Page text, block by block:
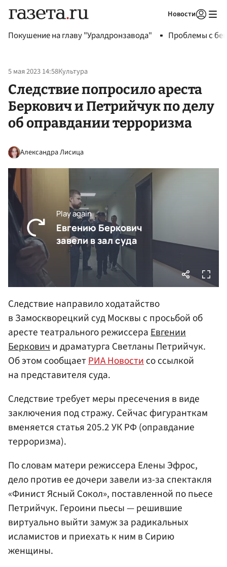
Новости
Покушение на главу "Уралдронзавода" Проблемы с
5 мая 2023 14:58Культура
Следствие попросило ареста
Беркович и Петрийчук по делу
об оправдании терроризма
Александра Лисица
Следствие направило ходатайство
в Замоскворецкий суд Москвы с просьбой об
аресте театрального режиссераЕвгении
Берковичи драматурга Светланы Петрийчук.
Об этом сообщаетРИА Новостисо ссылкой
на представителя суда.
Следствие требует меры пресечения в виде
заключения под стражу. Сейчас фигуранткам
вменяется статья 205.2 УК РФ (оправдание
терроризма).
По словам матери режиссера Елены Эфрос,
дело против ее дочери завели из-за спектакля
«Финист Ясный Сокол», поставленной по пьесе
Петрийчук. Героини пьесы — решившие
виртуально выйти замуж за радикальных
исламистов и приехать к ним в Сирию
женщины.